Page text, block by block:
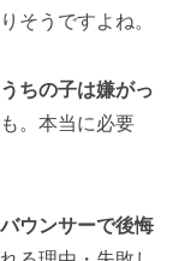
そうですよね。
ちの子は嫌がっ
。本当に必要
バウンサーで後悔